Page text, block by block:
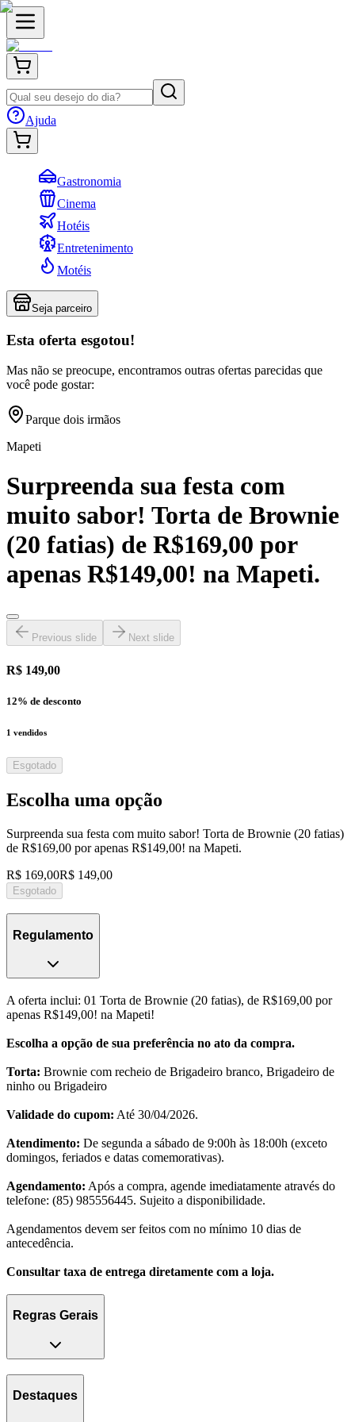
Ajuda
Gastronomia
Cinema
Hotéis
Entretenimento
Motéis
Seja parceiro
Esta oferta esgotou!
Mas não se preocupe, encontramos outras ofertas parecidas que
você pode gostar:
Parque dois irmãos
Mapeti
Surpreenda sua festa com
muito sabor! Torta de Brownie
(20 fatias) de R$169,00 por
apenas R$149,00! na Mapeti.
Previous slide Next slide
R$ 149,00
12% de desconto
1 vendidos
Esgotado
Escolha uma opção
Surpreenda sua festa com muito sabor! Torta de Brownie (20 fatias)
de R$169,00 por apenas R$149,00! na Mapeti.
R$ 169,00R$ 149,00
Esgotado
Regulamento
A oferta inclui: 01 Torta de Brownie (20 fatias), de R$169,00 por
apenas R$149,00! na Mapeti!
Escolha a opção de sua preferência no ato da compra.
Torta: Brownie com recheio de Brigadeiro branco, Brigadeiro de
ninho ou Brigadeiro
Validade do cupom: Até 30/04/2026.
Atendimento: De segunda a sábado de 9:00h às 18:00h (exceto
domingos, feriados e datas comemorativas).
Agendamento: Após a compra, agende imediatamente através do
telefone: (85) 985556445. Sujeito a disponibilidade.
Agendamentos devem ser feitos com no mínimo 10 dias de
antecedência.
Consultar taxa de entrega diretamente com a loja.
Regras Gerais
Destaques